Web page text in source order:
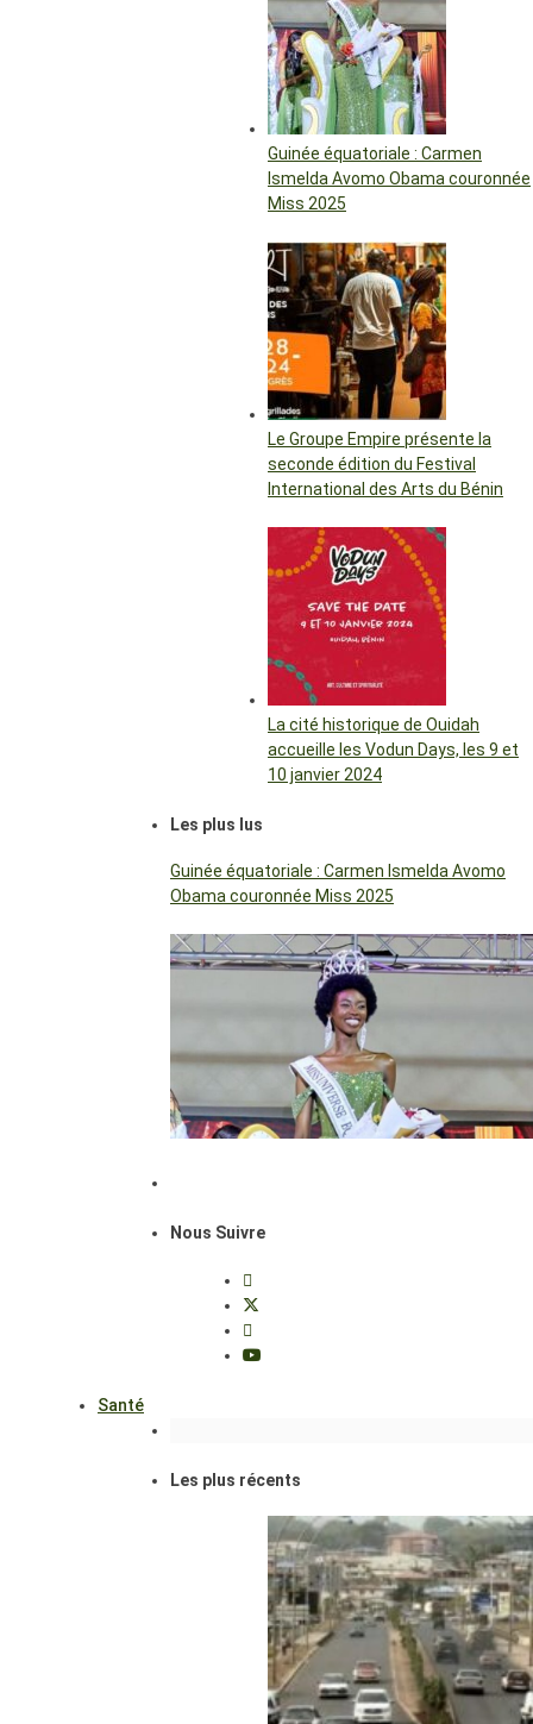
Guinée équatoriale : Carmen
Ismelda Avomo Obama couronnée
Miss 2025
Le Groupe Empire présente la
seconde édition du Festival
International des Arts du Bénin
La cité historique de Ouidah
accueille les Vodun Days, les 9 et
10 janvier 2024
Les plus lus
Guinée équatoriale : Carmen Ismelda Avomo
Obama couronnée Miss 2025
Nous Suivre
Santé
Les plus récents